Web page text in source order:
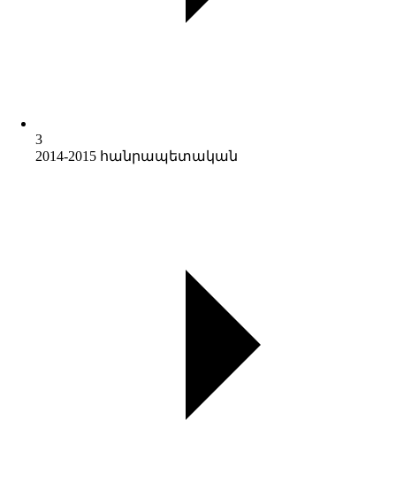
3
2014-2015 հանրապետական